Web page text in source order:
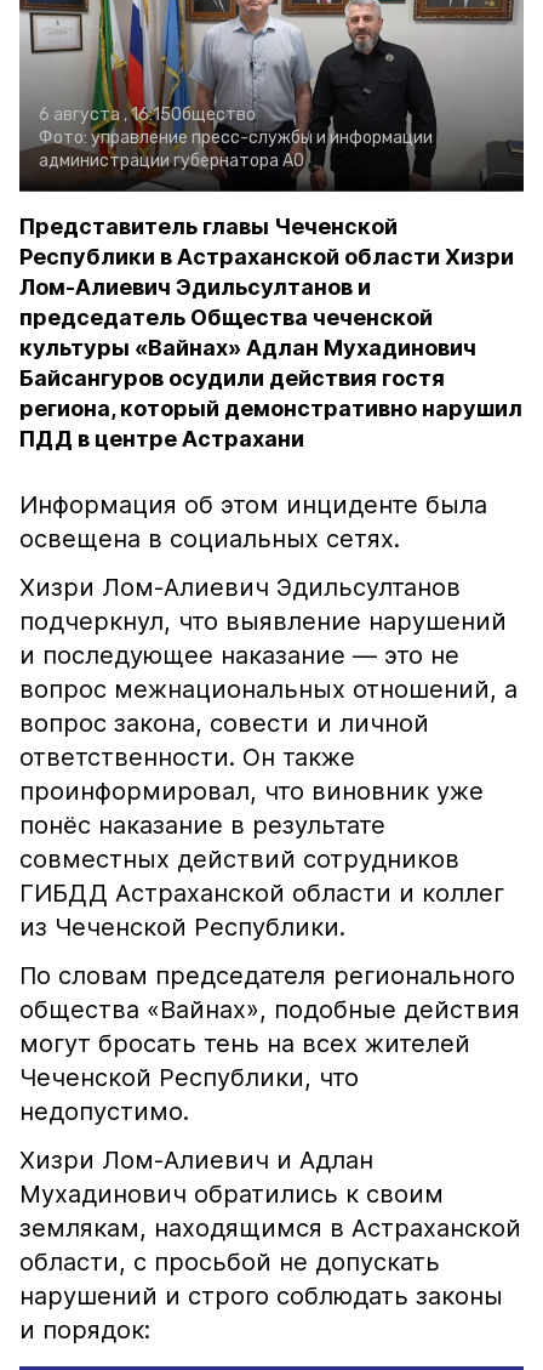
6 августа , 16:15Общество
Фото: управление пресс-службы и информации
администрации губернатора АО
Представитель главы Чеченской
Республики в Астраханской области Хизри
Лом-Алиевич Эдильсултанов и
председатель Общества чеченской
культуры «Вайнах» Адлан Мухадинович
Байсангуров осудили действия гостя
региона, который демонстративно нарушил
ПДД в центре Астрахани
Информация об этом инциденте была
освещена в социальных сетях.
Хизри Лом-Алиевич Эдильсултанов
подчеркнул, что выявление нарушений
и последующее наказание — это не
вопрос межнациональных отношений, а
вопрос закона, совести и личной
ответственности. Он также
проинформировал, что виновник уже
понёс наказание в результате
совместных действий сотрудников
ГИБДД Астраханской области и коллег
из Чеченской Республики.
По словам председателя регионального
общества «Вайнах», подобные действия
могут бросать тень на всех жителей
Чеченской Республики, что
недопустимо.
Хизри Лом-Алиевич и Адлан
Мухадинович обратились к своим
землякам, находящимся в Астраханской
области, с просьбой не допускать
нарушений и строго соблюдать законы
и порядок: